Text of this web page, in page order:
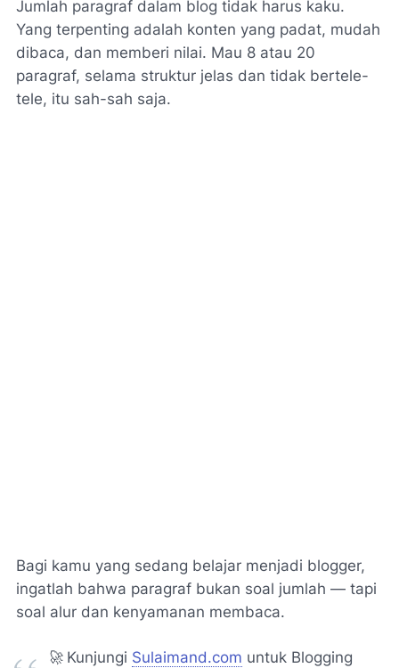
Jumlah paragraf dalam blog tidak harus kaku.
Yang terpenting adalah konten yang padat, mudah
dibaca, dan memberi nilai. Mau 8 atau 20
paragraf, selama struktur jelas dan tidak bertele-
tele, itu sah-sah saja.
Bagi kamu yang sedang belajar menjadi blogger,
ingatlah bahwa paragraf bukan soal jumlah — tapi
soal alur dan kenyamanan membaca.
🚀 Kunjungi Sulaimand.com untuk Blogging